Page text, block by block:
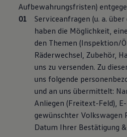
Aufbewahrungsfristen)
Serviceanfragen (u. a.
haben die Möglichkeit,
den Themen (Inspektion/
Räderwechsel, Zubehör,
uns zu versenden. Zu
uns folgende
und an uns übermittelt:
Anliegen (Freitext-Feld),
gewünschter Volkswagen
Datum Ihrer Bestätigung